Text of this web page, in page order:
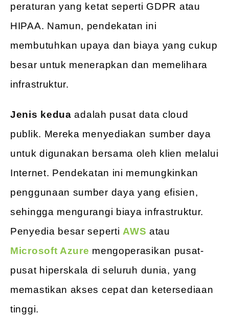
peraturan yang ketat seperti GDPR atau
HIPAA. Namun, pendekatan ini
membutuhkan upaya dan biaya yang cukup
besar untuk menerapkan dan memelihara
infrastruktur.
Jenis kedua adalah pusat data cloud
publik. Mereka menyediakan sumber daya
untuk digunakan bersama oleh klien melalui
Internet. Pendekatan ini memungkinkan
penggunaan sumber daya yang efisien,
sehingga mengurangi biaya infrastruktur.
Penyedia besar seperti AWS atau
Microsoft Azure mengoperasikan pusat-
pusat hiperskala di seluruh dunia, yang
memastikan akses cepat dan ketersediaan
tinggi.